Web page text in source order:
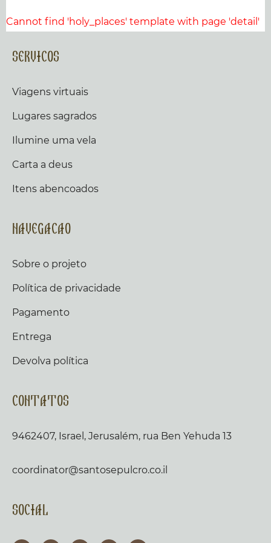
Cannot find 'holy_places' template with page 'detail'
Servicos
Viagens virtuais
Lugares sagrados
Ilumine uma vela
Carta a deus
Itens abencoados
Navegacao
Sobre o projeto
Política de privacidade
Pagamento
Entrega
Devolva política
Contatos
9462407, Israel, Jerusalém, rua Ben Yehuda 13
coordinator@santosepulcro.co.il
Social